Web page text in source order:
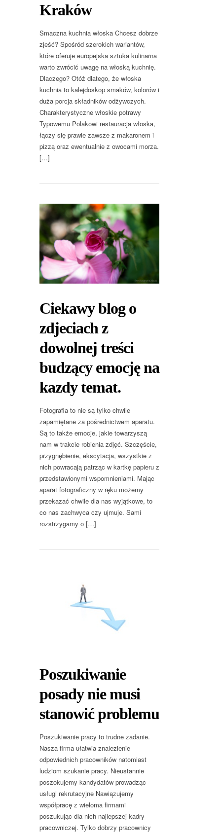
Kraków
Smaczna kuchnia włoska Chcesz dobrze
zjeść? Spośród szerokich wariantów,
które oferuje europejska sztuka kulinarna
warto zwrócić uwagę na włoską kuchnię.
Dlaczego? Otóż dlatego, że włoska
kuchnia to kalejdoskop smaków, kolorów i
duża porcja składników odżywczych.
Charakterystyczne włoskie potrawy
Typowemu Polakowi restauracja włoska,
łączy się prawie zawsze z makaronem i
pizzą oraz ewentualnie z owocami morza.
[…]
Ciekawy blog o
zdjeciach z
dowolnej treści
budzący emocję na
kazdy temat.
Fotografia to nie są tylko chwile
zapamiętane za pośrednictwem aparatu.
Są to także emocje, jakie towarzyszą
nam w trakcie robienia zdjęć. Szczęście,
przygnębienie, ekscytacja, wszystkie z
nich powracają patrząc w kartkę papieru z
przedstawionymi wspomnieniami. Mając
aparat fotograficzny w ręku możemy
przekazać chwile dla nas wyjątkowe, to
co nas zachwyca czy ujmuje. Sami
rozstrzygamy o […]
Poszukiwanie
posady nie musi
stanowić problemu
Poszukiwanie pracy to trudne zadanie.
Nasza firma ułatwia znalezienie
odpowiednich pracowników natomiast
ludziom szukanie pracy. Nieustannie
poszokujemy kandydatów prowadząc
usługi rekrutacyjne Nawiązujemy
współpracę z wieloma firmami
poszukując dla nich najlepszej kadry
pracowniczej. Tylko dobrzy pracownicy